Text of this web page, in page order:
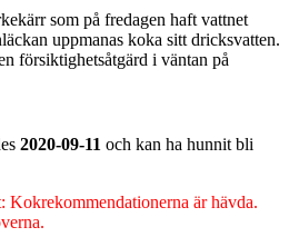
som på fredagen haft vattnet
uppmanas koka sitt dricksvatten.
försiktighetsåtgärd i väntan på
2020-09-11 och kan ha hunnit bli
Kokrekommendationerna är hävda.